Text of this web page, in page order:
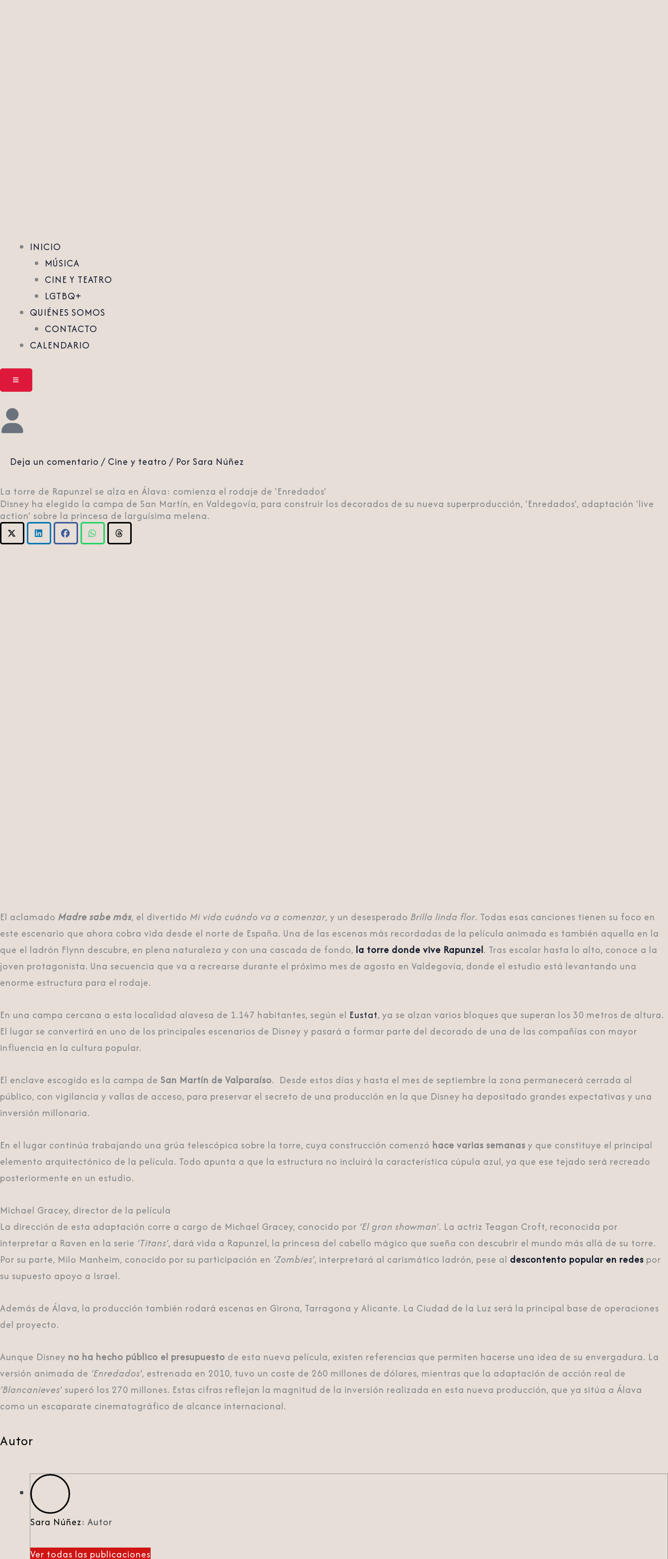
INICIO
MÚSICA
CINE Y TEATRO
LGTBQ+
QUIÉNES SOMOS
CONTACTO
CALENDARIO
Deja un comentario / Cine y teatro / Por Sara Núñez
La torre de Rapunzel se alza en Álava: comienza el rodaje de 'Enredados'
Disney ha elegido la campa de San Martín, en Valdegovía, para construir los decorados de su nueva superproducción, 'Enredados', adaptación 'live
action' sobre la princesa de larguísima melena.
El aclamado Madre sabe más, el divertido Mi vida cuándo va a comenzar, y un desesperado Brilla linda flor. Todas esas canciones tienen su foco en
este escenario que ahora cobra vida desde el norte de España. Una de las escenas más recordadas de la película animada es también aquella en la
que el ladrón Flynn descubre, en plena naturaleza y con una cascada de fondo, la torre donde vive Rapunzel. Tras escalar hasta lo alto, conoce a la
joven protagonista. Una secuencia que va a recrearse durante el próximo mes de agosto en Valdegovía, donde el estudio está levantando una
enorme estructura para el rodaje.
En una campa cercana a esta localidad alavesa de 1.147 habitantes, según el Eustat, ya se alzan varios bloques que superan los 30 metros de altura.
El lugar se convertirá en uno de los principales escenarios de Disney y pasará a formar parte del decorado de una de las compañías con mayor
influencia en la cultura popular.
El enclave escogido es la campa de San Martín de Valparaíso. Desde estos días y hasta el mes de septiembre la zona permanecerá cerrada al
público, con vigilancia y vallas de acceso, para preservar el secreto de una producción en la que Disney ha depositado grandes expectativas y una
inversión millonaria.
En el lugar continúa trabajando una grúa telescópica sobre la torre, cuya construcción comenzó hace varias semanasy que constituye el principal
elemento arquitectónico de la película. Todo apunta a que la estructura no incluirá la característica cúpula azul, ya que ese tejado será recreado
posteriormente en un estudio.
Michael Gracey, director de la película
La dirección de esta adaptación corre a cargo de Michael Gracey, conocido por ‘El gran showman’. La actriz Teagan Croft, reconocida por
interpretar a Raven en la serie ‘Titans’, dará vida a Rapunzel, la princesa del cabello mágico que sueña con descubrir el mundo más allá de su torre.
Por su parte, Milo Manheim, conocido por su participación en ‘Zombies’, interpretará al carismático ladrón, pese al descontento popular en redes por
su supuesto apoyo a Israel.
Además de Álava, la producción también rodará escenas en Girona, Tarragona y Alicante. La Ciudad de la Luz será la principal base de operaciones
del proyecto.
Aunque Disney no ha hecho público el presupuesto de esta nueva película, existen referencias que permiten hacerse una idea de su envergadura. La
versión animada de ‘Enredados’, estrenada en 2010, tuvo un coste de 260 millones de dólares, mientras que la adaptación de acción real de
‘Blancanieves’ superó los 270 millones. Estas cifras reflejan la magnitud de la inversión realizada en esta nueva producción, que ya sitúa a Álava
como un escaparate cinematográfico de alcance internacional.
Autor
Sara Núñez: Autor
Ver todas las publicaciones